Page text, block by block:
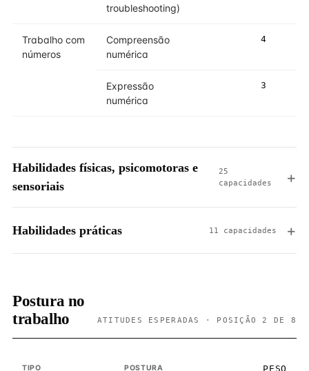
troubleshooting)
Trabalho com
números
Compreensão
numérica
4
Expressão
numérica
3
Habilidades físicas, psicomotoras e
sensoriais
25
capacidades
Habilidades práticas 11 capacidades
Postura no
trabalho
ATITUDES ESPERADAS · POSIÇÃO 2 DE 8
TIPO POSTURA PESO